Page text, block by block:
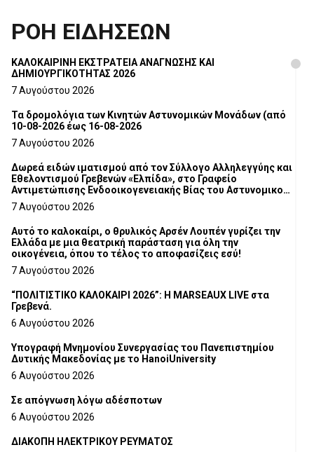
ΡΟΗ ΕΙΔΗΣΕΩΝ
ΚΑΛΟΚΑΙΡΙΝΗ ΕΚΣΤΡΑΤΕΙΑ ΑΝΑΓΝΩΣΗΣ ΚΑΙ
ΔΗΜΙΟΥΡΓΙΚΟΤΗΤΑΣ 2026
7 Αυγούστου 2026
Τα δρομολόγια των Κινητών Αστυνομικών Μονάδων (από
10-08-2026 έως 16-08-2026
7 Αυγούστου 2026
Δωρεά ειδών ιματισμού από τον Σύλλογο Αλληλεγγύης και
Εθελοντισμού Γρεβενών «Ελπίδα», στο Γραφείο
Αντιμετώπισης Ενδοοικογενειακής Βίας του Αστυνομικού
Τμήματος Γρεβενών
7 Αυγούστου 2026
Αυτό το καλοκαίρι, ο θρυλικός Αρσέν Λουπέν γυρίζει την
Ελλάδα με μια θεατρική παράσταση για όλη την
οικογένεια, όπου το τέλος το αποφασίζεις εσύ!
7 Αυγούστου 2026
“ΠΟΛΙΤΙΣΤΙΚΟ ΚΑΛΟΚΑΙΡΙ 2026”: Η MARSEAUX LIVE στα
Γρεβενά.
6 Αυγούστου 2026
Υπογραφή Μνημονίου Συνεργασίας του Πανεπιστημίου
Δυτικής Μακεδονίας με το HanoiUniversity
6 Αυγούστου 2026
Σε απόγνωση λόγω αδέσποτων
6 Αυγούστου 2026
ΔΙΑΚΟΠΗ ΗΛΕΚΤΡΙΚΟΥ ΡΕΥΜΑΤΟΣ